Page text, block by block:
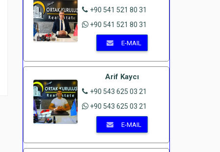
+90 541 521 80 31
+90 541 521 80 31
E-MAIL
Arif Kaycı
+90 543 625 03 21
+90 543 625 03 21
E-MAIL